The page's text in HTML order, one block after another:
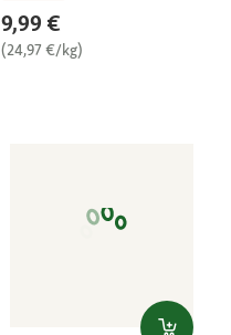
9,99 €
(24,97 €/kg)